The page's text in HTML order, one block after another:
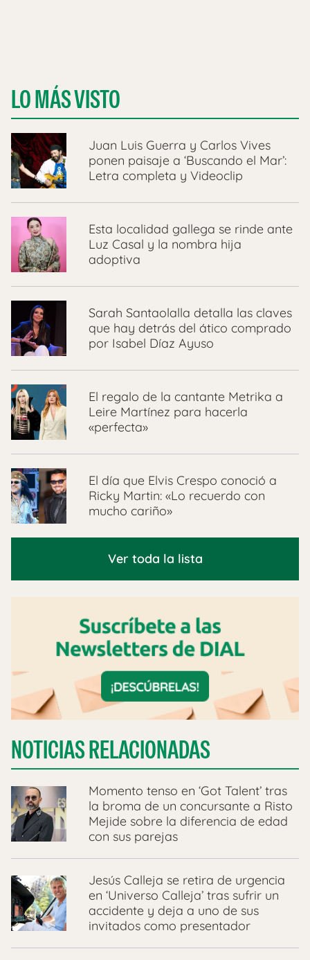
LO MÁS VISTO
Juan Luis Guerra y Carlos Vives
ponen paisaje a ‘Buscando el Mar’:
Letra completa y Videoclip
Esta localidad gallega se rinde ante
Luz Casal y la nombra hija
adoptiva
Sarah Santaolalla detalla las claves
que hay detrás del ático comprado
por Isabel Díaz Ayuso
El regalo de la cantante Metrika a
Leire Martínez para hacerla
«perfecta»
El día que Elvis Crespo conoció a
Ricky Martin: «Lo recuerdo con
mucho cariño»
Ver toda la lista
NOTICIAS RELACIONADAS
Momento tenso en ‘Got Talent’ tras
la broma de un concursante a Risto
Mejide sobre la diferencia de edad
con sus parejas
Jesús Calleja se retira de urgencia
en ‘Universo Calleja’ tras sufrir un
accidente y deja a uno de sus
invitados como presentador